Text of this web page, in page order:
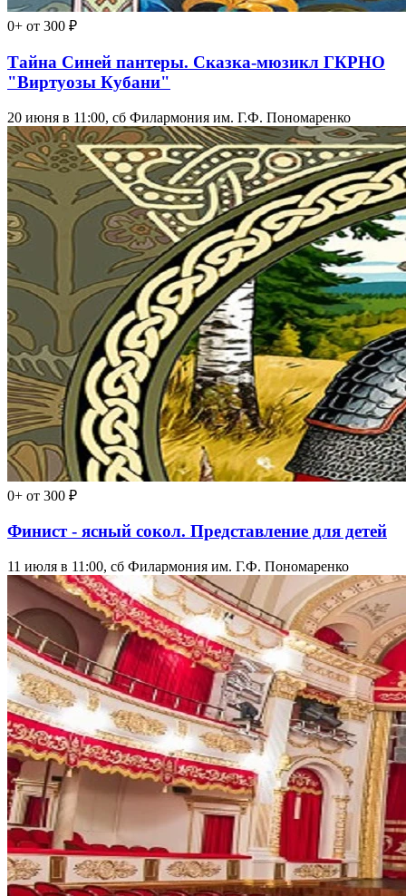
0+ от 300 ₽
Тайна Синей пантеры. Сказка-мюзикл ГКРНО
"Виртуозы Кубани"
20 июня в 11:00, сб Филармония им. Г.Ф. Пономаренко
0+ от 300 ₽
Финист - ясный сокол. Представление для детей
11 июля в 11:00, сб Филармония им. Г.Ф. Пономаренко